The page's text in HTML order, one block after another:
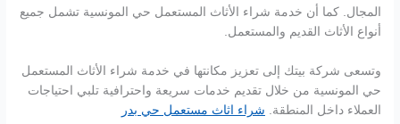
المجال. كما أن خدمة شراء الأثاث المستعمل حي المونسية تشمل جميع
أنواع الأثاث القديم والمستعمل.
وتسعى شركة بيتك إلى تعزيز مكانتها في خدمة شراء الأثاث المستعمل
حي المونسية من خلال تقديم خدمات سريعة واحترافية تلبي احتياجات
العملاء داخل المنطقة. شراء اثاث مستعمل حي بدر